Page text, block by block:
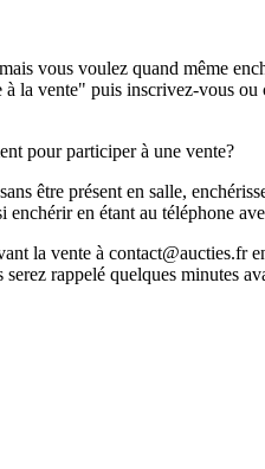
vous voulez quand même
la vente" puis inscrivez-vous
pour participer à une vente?
être présent en salle,
en étant au téléphone
la vente à
rappelé quelques minutes